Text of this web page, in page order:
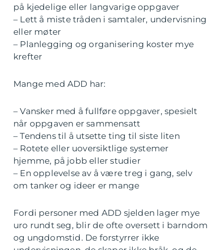
på kjedelige eller langvarige oppgaver
– Lett å miste tråden i samtaler, undervisning
eller møter
– Planlegging og organisering koster mye
krefter
Mange med ADD har:
– Vansker med å fullføre oppgaver, spesielt
når oppgaven er sammensatt
– Tendens til å utsette ting til siste liten
– Rotete eller uoversiktlige systemer
hjemme, på jobb eller studier
– En opplevelse av å være treg i gang, selv
om tanker og ideer er mange
Fordi personer med ADD sjelden lager mye
uro rundt seg, blir de ofte oversett i barndom
og ungdomstid. De forstyrrer ikke